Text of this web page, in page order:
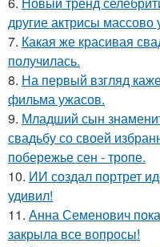
другие актрисы массово
7. Какая же красивая
получилась.
8. На первый взгляд
фильма ужасов.
9. Младший сын
свадьбу со своей
побережье сен - тропе.
10. ИИ создал портрет
удивил!
11. Анна Семенович
закрыла все вопросы!